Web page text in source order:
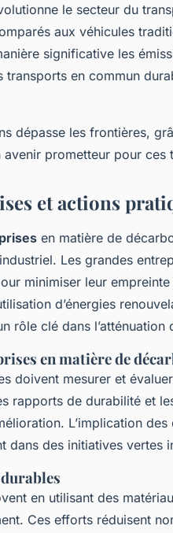
le secteur du
aux véhicules
significative les
transports en commun
dépasse les frontières,
prometteur pour ces
et actions
en matière de
Les grandes
minimiser leur
d’énergies
rôle clé dans
en matière de
doivent mesurer et
rapports de durabilité et
L’implication
dans des initiatives vertes
en utilisant des
Ces efforts réduisent